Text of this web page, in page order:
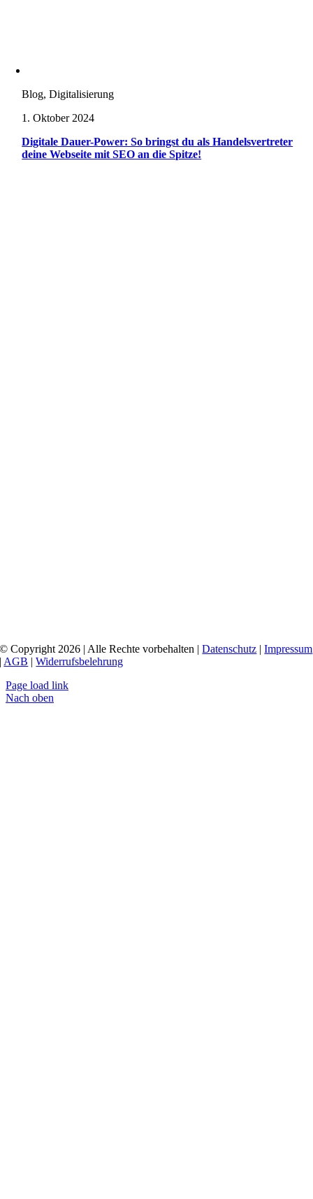
Blog, Digitalisierung
1. Oktober 2024
Digitale Dauer-Power: So bringst du als Handelsvertreter
deine Webseite mit SEO an die Spitze!
© Copyright 2026 | Alle Rechte vorbehalten |Datenschutz |Impressum
| AGB |Widerrufsbelehrung
Page load link
Nach oben